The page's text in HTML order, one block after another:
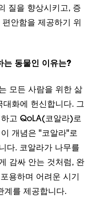
질을 향상시키고, 증
안함을 제공하기 위
는 동물인 이유는?
모든 사람을 위한 삶
대화에 헌신합니다. 그
고 QoLA(코알라)로
개념은 "코알라"로
다. 코알라가 나무를
감싸 안는 것처럼, 완
용하며 어려운 시기
계를 제공합니다.